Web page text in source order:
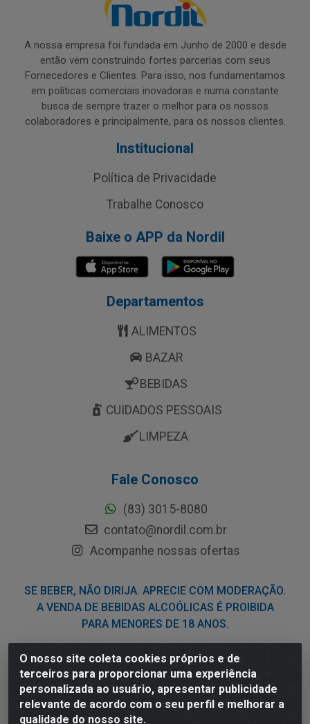
O nosso site coleta cookies próprios e de
terceiros para proporcionar uma experiência
personalizada ao usuário, apresentar publicidade
relevante de acordo com o seu perfil e melhorar a
qualidade do nosso site.
A nossa empresa foi fundada em Junho de 2000 e desde
então vem construindo fortes parcerias com seus
Fornecedores e Clientes. Para isso, nos fundamentamos
em políticas comerciais inovadoras e numa constante
busca de sempre trazer o melhor para os nossos
colaboradores e principalmente, para os nossos clientes.
Institucional
Política de Privacidade
Trabalhe Conosco
Baixe o APP da Nordil
Departamentos
ALIMENTOS
BAZAR
BEBIDAS
CUIDADOS PESSOAIS
LIMPEZA
Fale Conosco
(83) 3015-8080
contato@nordil.com.br
Acompanhe nossas ofertas
SE BEBER, NÃO DIRIJA. APRECIE COM MODERAÇÃO.
A VENDA DE BEBIDAS ALCOÓLICAS É PROIBIDA
PARA MENORES DE 18 ANOS.
Nordil Distribuidora - Avenida Liberdade, 2738, Bloco F -
Sesi - Bayeux/PB - CEP 58.111-400 - CNPJ
03.775.813/0001-41